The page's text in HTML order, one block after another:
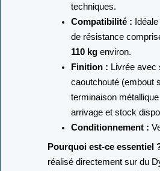
techniques.
Compatibilité :
de résistance
110 kgenviron.
Finition : Livrée avec
caoutchouté (embout
terminaison
arrivage et stock
Conditionnement :
Pourquoi est-ce essentiel
réalisé directement sur du